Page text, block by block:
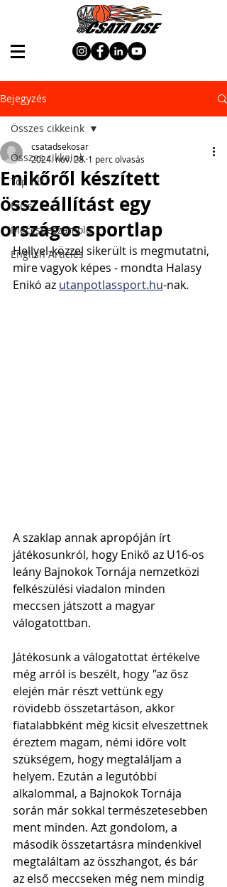
Bejegyzés
Összes cikkeink
Top hír
Friss
Meccsbeszámoló
English Articles
Összes cikkeink
Enikőről készített
összeállítást egy
országos sportlap
csatadsekosar
2024. nov. 28. 1 perc olvasás
Hellyel-közzel sikerült is megmutatni,
mire vagyok képes - mondta Halasy
Enikó az utanpotlassport.hu-nak.
A szaklap annak apropóján írt
játékosunkról, hogy Enikő az U16-os
leány Bajnokok Tornája nemzetközi
felkészülési viadalon minden
meccsen játszott a magyar
válogatottban.
Játékosunk a válogatottat értékelve
még arról is beszélt, hogy "az ősz
elején már részt vettünk egy
rövidebb összetartáson, akkor
fiatalabbként még kicsit elveszettnek
éreztem magam, némi időre volt
szükségem, hogy megtaláljam a
helyem. Ezután a legutóbbi
alkalommal, a Bajnokok Tornája
során már sokkal természetesebben
ment minden. Azt gondolom, a
második összetartásra mindenkivel
megtaláltam az összhangot, és bár
az első meccseken még nem mindig